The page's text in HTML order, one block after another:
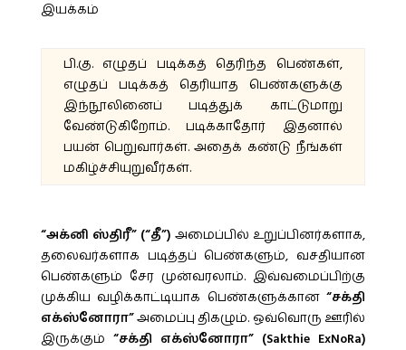
இயக்கம்
பி.கு. எழுதப் படிக்கத் தெரிந்த பெண்கள்,
எழுதப் படிக்கத் தெரியாத பெண்களுக்கு
இந்நூலினைப் படித்துக் காட்டுமாறு
வேண்டுகிறோம். படிக்காதோர் இதனால்
பயன் பெறுவார்கள். அதைக் கண்டு நீங்கள்
மகிழ்ச்சியுறுவீர்கள்.
“அக்னி ஸ்திரீ” (“தீ”) அமைப்பில் உறுப்பினர்களாக,
தலைவர்களாக படித்தப் பெண்களும், வசதியான
பெண்களும் சேர முன்வரலாம். இவ்வமைப்பிற்கு
முக்கிய வழிக்காட்டியாக பெண்களுக்கான“சக்தி
எக்ஸ்னோரா”அமைப்பு திகழும். ஒவ்வொரு ஊரில்
இருக்கும் “சக்தி எக்ஸ்னோரா” (Sakthie ExNoRa)